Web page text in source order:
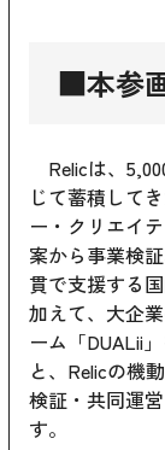
■本参
Relicは、
じて蓄積して
ー・クリエイ
案から事業検
貫で支援する
加えて、大企
ーム「DUALii
と、Relicの機
検証・共同運
す。